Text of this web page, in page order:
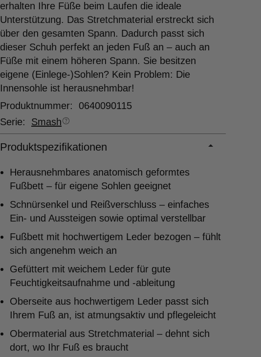
erhalten Ihre Füße beim Laufen die ideale
Unterstützung. Das Stretchmaterial erstreckt sich
über den gesamten Spann. Dadurch passt sich
dieser Schuh perfekt an jeden Fuß an – auch an
Füße mit einem höheren Spann. Sie besitzen
eigene (Einlege-)Sohlen? Kein Problem: Die
Innensohle ist herausnehmbar!
Produktnummer: 0640090115
Serie: Smash
Produktspezifikationen
Herausnehmbares anatomisch geformtes
Fußbett – für eigene Sohlen geeignet
Schnürsenkel und Reißverschluss – einfaches
Ein- und Aussteigen sowie optimal verstellbar
Fußbett mit hochwertigem Leder bezogen – fühlt
sich angenehm weich an
Gefüttert mit weichem Leder für gute
Feuchtigkeitsaufnahme und -ableitung
Oberseite aus hochwertigem Leder passt sich
Ihrem Fuß an, ist atmungsaktiv und pflegeleicht
Obermaterial aus Stretchmaterial – dehnt sich
dort, wo Ihr Fuß es braucht